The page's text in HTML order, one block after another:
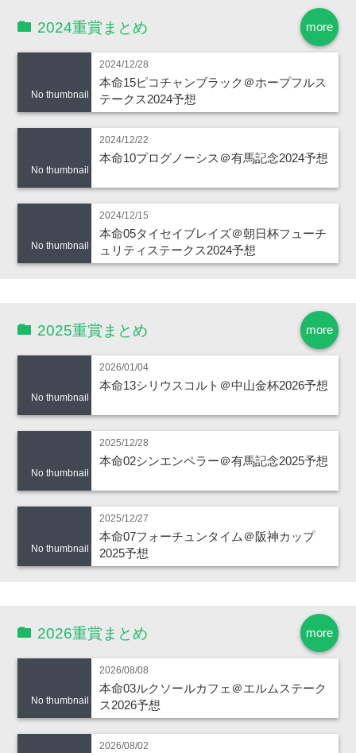
more
2024重賞まとめ
No thumbnail
2024/12/28
本命15ピコチャンブラック＠ホープフルス
テークス2024予想
No thumbnail
2024/12/22
本命10プログノーシス＠有馬記念2024予想
No thumbnail
2024/12/15
本命05タイセイブレイズ＠朝日杯フューチ
ュリティステークス2024予想
more
2025重賞まとめ
No thumbnail
2026/01/04
本命13シリウスコルト＠中山金杯2026予想
No thumbnail
2025/12/28
本命02シンエンペラー＠有馬記念2025予想
No thumbnail
2025/12/27
本命07フォーチュンタイム＠阪神カップ
2025予想
more
2026重賞まとめ
No thumbnail
2026/08/08
本命03ルクソールカフェ＠エルムステーク
ス2026予想
2026/08/02